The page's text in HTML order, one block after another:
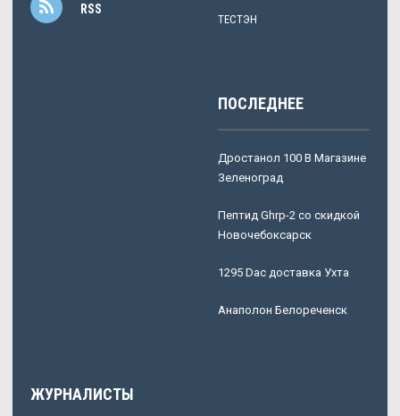
RSS
ТЕСТЭН
ПОСЛЕДНЕЕ
Дростанол 100 В Магазине
Зеленоград
Пептид Ghrp-2 со скидкой
Новочебоксарск
1295 Dac доставка Ухта
Анаполон Белореченск
ЖУРНАЛИСТЫ